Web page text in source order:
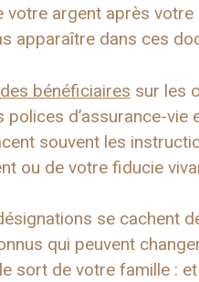
votre argent après votre
apparaître dans ces
bénéficiaires sur les
polices d’assurance-vie
souvent les
ou de votre fiducie
se cachent
qui peuvent
sort de votre famille : et